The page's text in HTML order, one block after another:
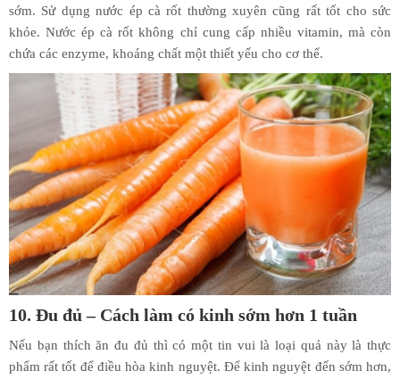
sớm. Sử dụng nước ép cà rốt thường xuyên cũng rất tốt cho sức
khỏe. Nước ép cà rốt không chỉ cung cấp nhiều vitamin, mà còn
chứa các enzyme, khoáng chất một thiết yếu cho cơ thể.
10. Đu đủ – Cách làm có kinh sớm hơn 1 tuần
Nếu bạn thích ăn đu đủ thì có một tin vui là loại quả này là thực
phẩm rất tốt để điều hòa kinh nguyệt. Để kinh nguyệt đến sớm hơn,